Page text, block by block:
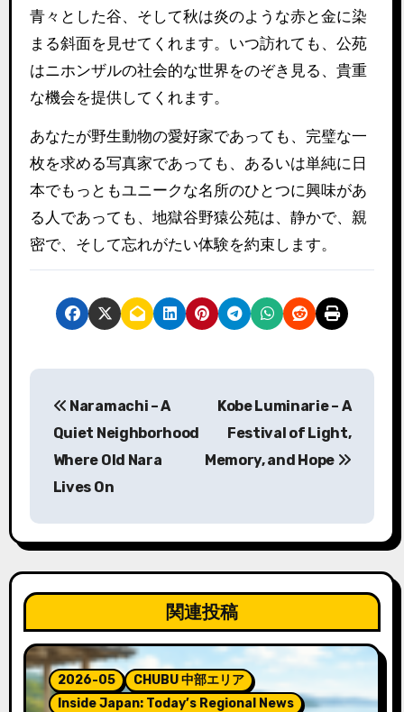
青々とした谷、そして秋は炎のような赤と金に染
まる斜面を見せてくれます。いつ訪れても、公苑
はニホンザルの社会的な世界をのぞき見る、貴重
な機会を提供してくれます。
あなたが野生動物の愛好家であっても、完璧な一
枚を求める写真家であっても、あるいは単純に日
本でもっともユニークな名所のひとつに興味があ
る人であっても、地獄谷野猿公苑は、静かで、親
密で、そして忘れがたい体験を約束します。
稿
ナ
ビ
ゲ
ー
シ
ョ
ン
Naramachi – A
Quiet Neighborhood
Where Old Nara
Lives On
Kobe Luminarie – A
Festival of Light,
Memory, and Hope
関連投稿
2026-05
CHUBU 中部エリア
Inside Japan: Today’s Regional News